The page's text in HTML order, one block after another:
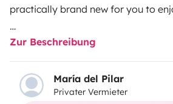
practically brand new for you to
King-size bed up to 1.85 × 1.80 m,
three people, with seating and
three. It includes a shower and
water heater, heating, cooking
Zur Beschreibung
María del Pilar
Privater Vermieter